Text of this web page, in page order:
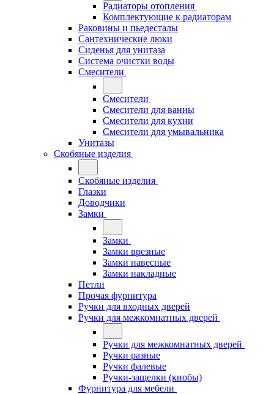
Радиаторы отопления
Комплектующие к радиаторам
Раковины и пьедесталы
Сантехнические люки
Сиденья для унитаза
Система очистки воды
Смесители
Смесители
Смесители для ванны
Смесители для кухни
Смесители для умывальника
Унитазы
Скобяные изделия
Скобяные изделия
Глазки
Доводчики
Замки
Замки
Замки врезные
Замки навесные
Замки накладные
Петли
Прочая фурнитура
Ручки для входных дверей
Ручки для межкомнатных дверей
Ручки для межкомнатных дверей
Ручки разные
Ручки фалевые
Ручки-защелки (кнобы)
Фурнитура для мебели